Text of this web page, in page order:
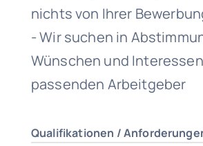
nichts von Ihrer
- Wir suchen in
Wünschen und
passenden Arbeitgeber
Qualifikationen /